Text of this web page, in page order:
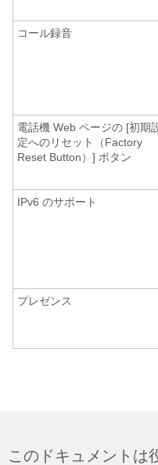
コール録音
電話機 Web ページの [初期
定へのリセット（Factory
Reset Button）] ボタン
IPv6 のサポート
プレゼンス
このドキュメントは